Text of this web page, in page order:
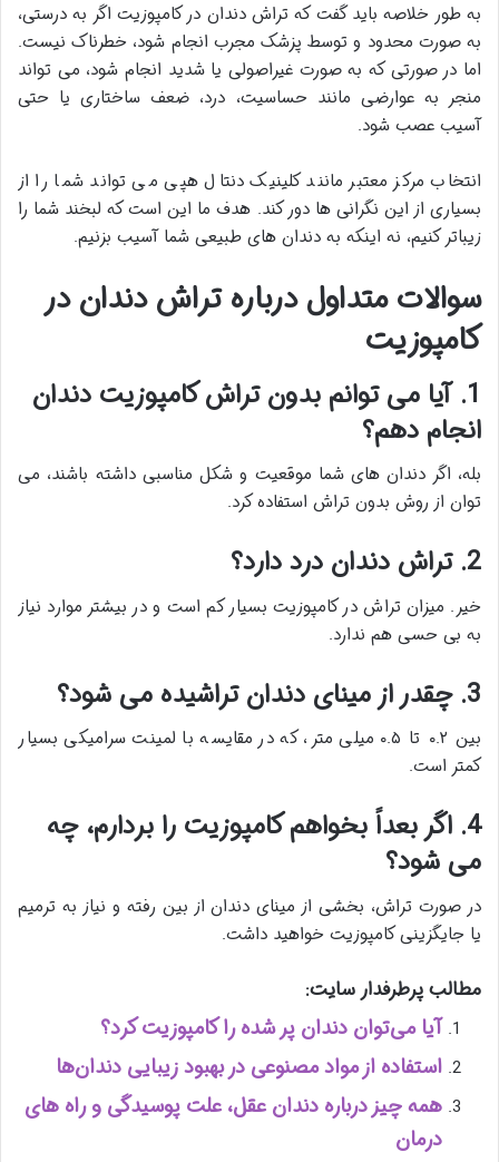
به طور خلاصه باید گفت که تراش دندان در کامپوزیت اگر به درستی،
به صورت محدود و توسط پزشک مجرب انجام شود، خطرناک نیست.
اما در صورتی که به صورت غیراصولی یا شدید انجام شود، می تواند
منجر به عوارضی مانند حساسیت، درد، ضعف ساختاری یا حتی
آسیب عصب شود.
انتخاب مرکز معتبر مانند کلینیک دنتال هپی می تواند شما را از
بسیاری از این نگرانی ها دور کند. هدف ما این است که لبخند شما را
زیباتر کنیم، نه اینکه به دندان های طبیعی شما آسیب بزنیم.
سوالات متداول درباره تراش دندان در
کامپوزیت
1. آیا می توانم بدون تراش کامپوزیت دندان
انجام دهم؟
بله، اگر دندان های شما موقعیت و شکل مناسبی داشته باشند، می
توان از روش بدون تراش استفاده کرد.
2. تراش دندان درد دارد؟
خیر. میزان تراش در کامپوزیت بسیار کم است و در بیشتر موارد نیاز
به بی حسی هم ندارد.
3. چقدر از مینای دندان تراشیده می شود؟
بین ۰.۲ تا ۰.۵ میلی متر، که در مقایسه با لمینت سرامیکی بسیار
کمتر است.
4. اگر بعداً بخواهم کامپوزیت را بردارم، چه
می شود؟
در صورت تراش، بخشی از مینای دندان از بین رفته و نیاز به ترمیم
یا جایگزینی کامپوزیت خواهید داشت.
مطالب پرطرفدار سایت:
آیا می‌توان دندان پر شده را کامپوزیت کرد؟
استفاده از مواد مصنوعی در بهبود زیبایی دندان‌ها
همه چیز درباره دندان عقل، علت پوسیدگی و راه های
درمان